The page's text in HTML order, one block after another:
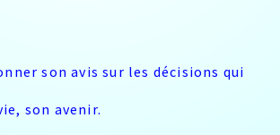
son avis sur les décisions qui
son avenir.